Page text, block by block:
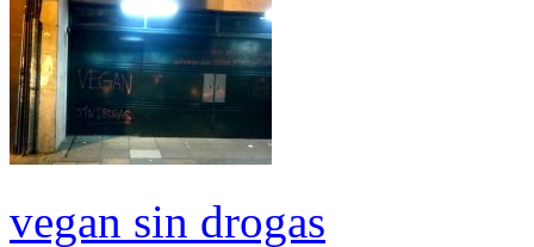
vegan sin drogas